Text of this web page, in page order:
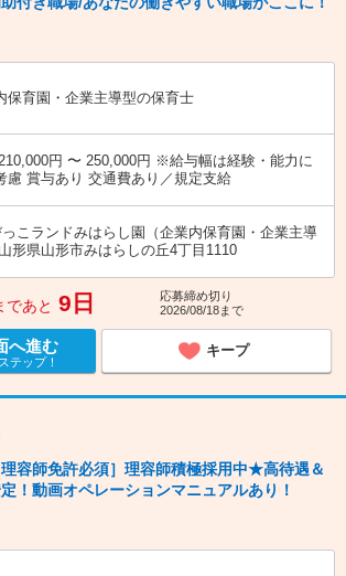
保育園・企業主導型の保育士
円 〜 250,000円 ※給与幅は経験・能力に
慮 賞与あり 交通費あり／規定支給
こランドみはらし園（企業内保育園・企業主導
形県山形市みはらしの丘4丁目1110
であと 9日
応募締め切り
2026/08/18まで
へ進む
テップ！
キープ
理容師免許必須］理容師積極採用中★高待遇＆
！動画オペレーションマニュアルあり！